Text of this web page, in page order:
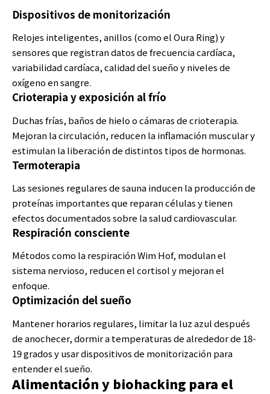
Dispositivos de monitorización
Relojes inteligentes, anillos (como el Oura Ring) y
sensores que registran datos de frecuencia cardíaca,
variabilidad cardíaca, calidad del sueño y niveles de
oxígeno en sangre.
Crioterapia y exposición al frío
Duchas frías, baños de hielo o cámaras de crioterapia.
Mejoran la circulación, reducen la inflamación muscular y
estimulan la liberación de distintos tipos de hormonas.
Termoterapia
Las sesiones regulares de sauna inducen la producción de
proteínas importantes que reparan células y tienen
efectos documentados sobre la salud cardiovascular.
Respiración consciente
Métodos como la respiraciónWim Hof, modulan el
sistema nervioso, reducen el cortisol y mejoran el
enfoque.
Optimización del sueño
Mantener horarios regulares, limitar la luz azul después
de anochecer, dormir a temperaturas de alrededor de 18-
19 grados y usar dispositivos de monitorización para
entender el sueño.
Alimentación y biohacking para el